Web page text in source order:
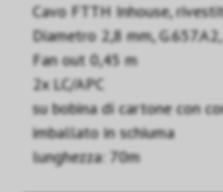
Cavo FTTH Inhouse,
Diametro 2,8 mm,
Fan out 0,45 m
2x LC/APC
su bobina di cartone con
imballato in schiuma
lunghezza: 70m